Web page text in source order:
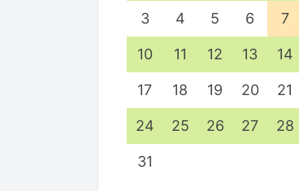
3 4 5 6 7
10 11 12 13 14
17 18 19 20 21
24 25 26 27 28
31